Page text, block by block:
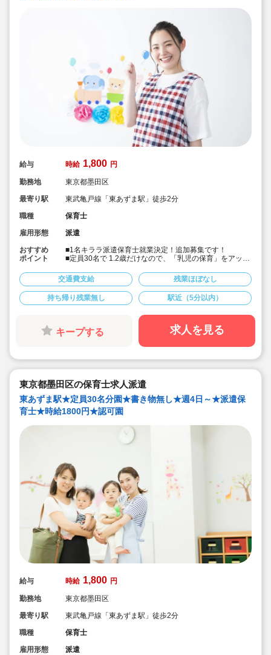
給与 時給 1,800 円
勤務地
東京都墨田区
最寄り駅
東武亀戸線「東あずま駅」徒歩2分
職種
保育士
雇用形態
派遣
おすすめ
ポイント
■1名キララ派遣保育士就業決定！追加募集です！
■定員30名で 1.2歳だけなので、「乳児の保育」をアット
■書き物無しで保育に集中したい方におススメです！
■19時までの遅番のポジションで、開始時間の相談が可
能です！
■時給1,800円＋交通費支給！
交通費支給 残業ほぼなし
持ち帰り残業無し 駅近（5分以内）
キープする 求人を見る
東京都墨田区の保育士求人派遣
東あずま駅★定員30名分園★書き物無し★週4日～★派遣保
育士★時給1800円★認可園
給与 時給 1,800 円
勤務地
東京都墨田区
最寄り駅
東武亀戸線「東あずま駅」徒歩2分
職種
保育士
雇用形態
派遣